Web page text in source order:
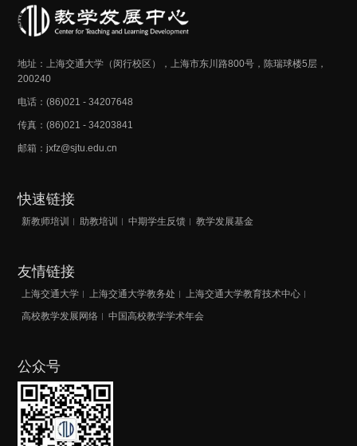
地址：上海交通大学（闵行校区），上海市东川路800号，陈瑞球楼5层，
200240
电话：(86)021 - 34207648
传真：(86)021 - 34203841
邮箱：jxfz@sjtu.edu.cn
快速链接
新教师培训 助教培训 中期学生反馈 教学发展基金
友情链接
上海交通大学 上海交通大学教务处
上海交通大学教育技术中心
高校教学发展网络
中国高校教学学术年会
公众号